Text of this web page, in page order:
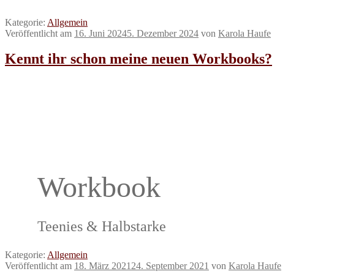
Kategorie: Allgemein
Veröffentlicht am 16. Juni 20245. Dezember 2024 von Karola Haufe
Kennt ihr schon meine neuen Workbooks?
Workbook
Teenies & Halbstarke
Kategorie: Allgemein
Veröffentlicht am 18. März 2021 24. September 2021 von Karola Haufe